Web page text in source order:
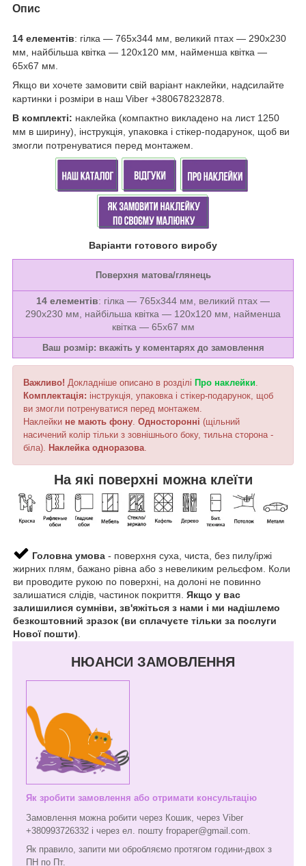
Опис
14 елементів: гілка — 765х344 мм, великий птах — 290х230
мм, найбільша квітка — 120х120 мм, найменша квітка —
65х67 мм.
Якщо ви хочете замовити свій варіант наклейки, надсилайте
картинки і розміри в наш Viber +380678232878.
В комплекті: наклейка (компактно викладено на лист 1250
мм в ширину), інструкція, упаковка і стікер-подарунок, щоб ви
змогли потренуватися перед монтажем.
Варіанти готового виробу
Поверхня матова/глянець
14 елементів: гілка — 765х344 мм, великий птах —
290х230 мм, найбільша квітка — 120х120 мм, найменша
квітка — 65х67 мм
Ваш розмір: вкажіть у коментарях до замовлення
Важливо! Докладніше описано в розділі Про наклейки.
Комплектація: інструкція, упаковка і стікер-подарунок, щоб
ви змогли потренуватися перед монтажем.
Наклейки не мають фону. Односторонні (щільний
насичений колір тільки з зовнішнього боку, тильна сторона -
біла). Наклейка одноразова.
На які поверхні можна клеїти
Головна умова - поверхня суха, чиста, без пилу/іржі
жирних плям, бажано рівна або з невеликим рельєфом. Коли
ви проводите рукою по поверхні, на долоні не повинно
залишатися слідів, частинок покриття. Якщо у вас
залишилися сумніви, зв'яжіться з нами і ми надішлемо
безкоштовний зразок (ви сплачуєте тільки за послуги
Нової пошти).
НЮАНСИ ЗАМОВЛЕННЯ
Як зробити замовлення або отримати консультацію
Замовлення можна робити через Кошик, через Viber
+380993726332 і через ел. пошту fropaper@gmail.com.
Як правило, запити ми обробляємо протягом години-двох з
ПН по Пт.